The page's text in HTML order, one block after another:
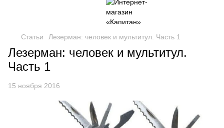
Статьи Лезерман: человек и мультитул. Часть 1
Лезерман: человек и мультитул.
Часть 1
15 ноября 2016